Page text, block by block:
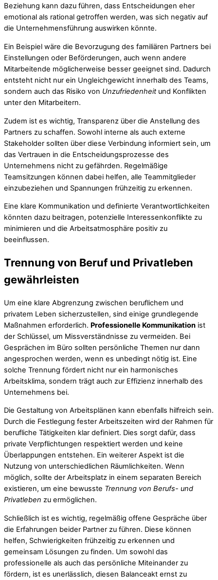
Beziehung kann dazu führen, dass Entscheidungen eher
emotional als rational getroffen werden, was sich negativ auf
die Unternehmensführung auswirken könnte.
Ein Beispiel wäre die Bevorzugung des familiären Partners bei
Einstellungen oder Beförderungen, auch wenn andere
Mitarbeitende möglicherweise besser geeignet sind. Dadurch
entsteht nicht nur ein Ungleichgewicht innerhalb des Teams,
sondern auch das Risiko von Unzufriedenheitund Konflikten
unter den Mitarbeitern.
Zudem ist es wichtig, Transparenz über die Anstellung des
Partners zu schaffen. Sowohl interne als auch externe
Stakeholder sollten über diese Verbindung informiert sein, um
das Vertrauen in die Entscheidungsprozesse des
Unternehmens nicht zu gefährden. Regelmäßige
Teamsitzungen können dabei helfen, alle Teammitglieder
einzubeziehen und Spannungen frühzeitig zu erkennen.
Eine klare Kommunikation und definierte Verantwortlichkeiten
könnten dazu beitragen, potenzielle Interessenkonflikte zu
minimieren und die Arbeitsatmosphäre positiv zu
beeinflussen.
Trennung von Beruf und Privatleben
gewährleisten
Um eine klare Abgrenzung zwischen beruflichem und
privatem Leben sicherzustellen, sind einige grundlegende
Maßnahmen erforderlich. Professionelle Kommunikation ist
der Schlüssel, um Missverständnisse zu vermeiden. Bei
Gesprächen im Büro sollten persönliche Themen nur dann
angesprochen werden, wenn es unbedingt nötig ist. Eine
solche Trennung fördert nicht nur ein harmonisches
Arbeitsklima, sondern trägt auch zur Effizienz innerhalb des
Unternehmens bei.
Die Gestaltung von Arbeitsplänen kann ebenfalls hilfreich sein.
Durch die Festlegung fester Arbeitszeiten wird der Rahmen für
berufliche Tätigkeiten klar definiert. Dies sorgt dafür, dass
private Verpflichtungen respektiert werden und keine
Überlappungen entstehen. Ein weiterer Aspekt ist die
Nutzung von unterschiedlichen Räumlichkeiten. Wenn
möglich, sollte der Arbeitsplatz in einem separaten Bereich
existieren, um eine bewusste Trennung von Berufs- und
Privatleben zu ermöglichen.
Schließlich ist es wichtig, regelmäßig offene Gespräche über
die Erfahrungen beider Partner zu führen. Diese können
helfen, Schwierigkeiten frühzeitig zu erkennen und
gemeinsam Lösungen zu finden. Um sowohl das
professionelle als auch das persönliche Miteinander zu
fördern, ist es unerlässlich, diesen Balanceakt ernst zu